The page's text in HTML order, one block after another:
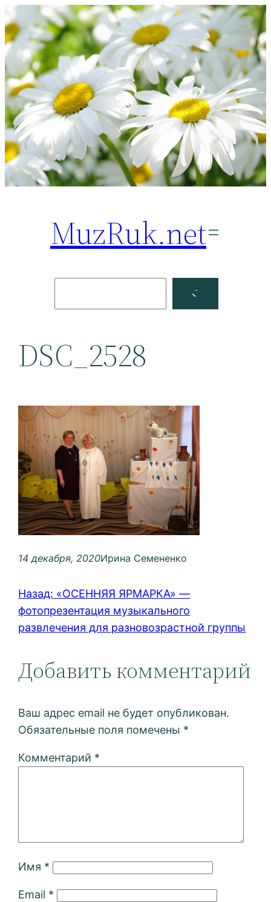
Перейти
к
содержимому
MuzRuk.net
Facebook
DSC_2528
14 декабря, 2020Ирина Семененко
Назад: «ОСЕННЯЯ ЯРМАРКА» —
фотопрезентация музыкального
развлечения для разновозрастной группы
Добавить комментарий
Ваш адрес email не будет опубликован.
Обязательные поля помечены *
Комментарий *
Имя *
Email *